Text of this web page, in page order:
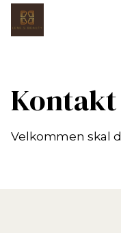
Kontakt
Velkommen skal